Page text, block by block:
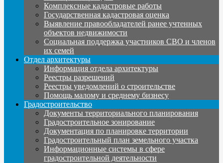
Комплексные кадастровые работы
Государственная кадастровая оценка
Выявление правообладателей ранее учтенных
объектов недвижимости
Социальная поддержка участников СВО и членов
их семей
Отдел архитектуры
Информация отдела архитектуры
Реестры разрешений
Реестры уведомлений о строительстве
Помощь малому и среднему бизнесу
Градостроительство
Документы территориального планирования
Градостроительное зонирование
Документация по планировке территории
Градостроительный план земельного участка
Информационные системы в сфере
градостроительной деятельности